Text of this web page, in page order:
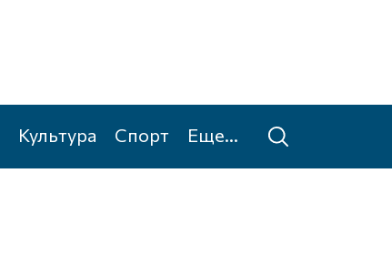
Культура Спорт Еще...